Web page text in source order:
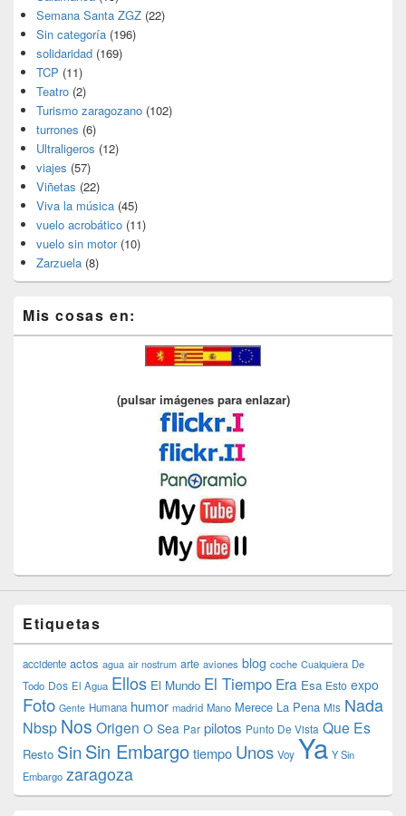
Semana Santa ZGZ (22)
Sin categoría (196)
solidaridad (169)
TCP (11)
Teatro (2)
Turismo zaragozano (102)
turrones (6)
Ultraligeros (12)
viajes (57)
Viñetas (22)
Viva la música (45)
vuelo acrobático (11)
vuelo sin motor(10)
Zarzuela (8)
Mis cosas en:
(pulsar imágenes para enlazar)
Etiquetas
accidente actos agua air nostrum arte aviones blog coche Cualquiera De
Todo Dos El Agua Ellos El Mundo El Tiempo Era Esa Esto expo
Foto Gente Humana humor madrid Mano Merece La Pena Mis Nada
Nbsp Nos Origen O Sea Par pilotos Punto De Vista Que Es
Resto SinSin Embargotiempo Unos Voy Ya Y Sin
Embargo zaragoza